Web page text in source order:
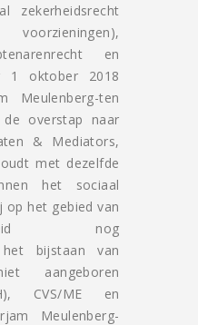
zekerheidsrecht
en
1 oktober 2018
Meulenberg-ten
overstap naar
& Mediators,
met dezelfde
het sociaal
op het gebied van
nog
het bijstaan van
aangeboren
CVS/ME en
Meulenberg-